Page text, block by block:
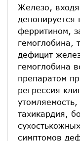
Железо,
депонируется
ферритином,
гемоглобина,
дефицит
гемоглобина
препаратом
регрессия
тахикардия,
симптомов